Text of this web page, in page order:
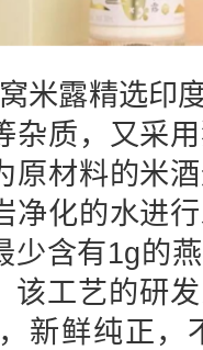
米露精选印
杂质，又采
原材料的米
净化的水进
少含有1g的
该工艺的研
新鲜纯正，